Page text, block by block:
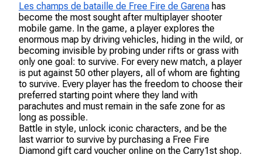
Les champs de bataille de Free Fire de Garena has
become the most sought after multiplayer shooter
mobile game. In the game, a player explores the
enormous map by driving vehicles, hiding in the wild, or
becoming invisible by probing under rifts or grass with
only one goal: to survive. For every new match, a player
is put against 50 other players, all of whom are fighting
to survive. Every player has the freedom to choose their
preferred starting point where they land with
parachutes and must remain in the safe zone for as
long as possible.
Battle in style, unlock iconic characters, and be the
last warrior to survive by purchasing a Free Fire
Diamond gift card voucher online on the Carry1st shop.